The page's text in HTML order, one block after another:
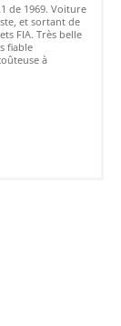
de 1969. Voiture
et sortant de
FIA. Très belle
fiable
à